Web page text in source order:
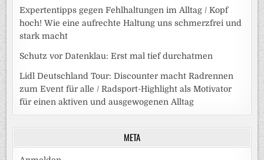
Expertentipps gegen Fehlhaltungen im Alltag / Kopf
hoch! Wie eine aufrechte Haltung uns schmerzfrei und
stark macht
Schutz vor Datenklau: Erst mal tief durchatmen
Lidl Deutschland Tour: Discounter macht Radrennen
zum Event für alle / Radsport-Highlight als Motivator
für einen aktiven und ausgewogenen Alltag
META